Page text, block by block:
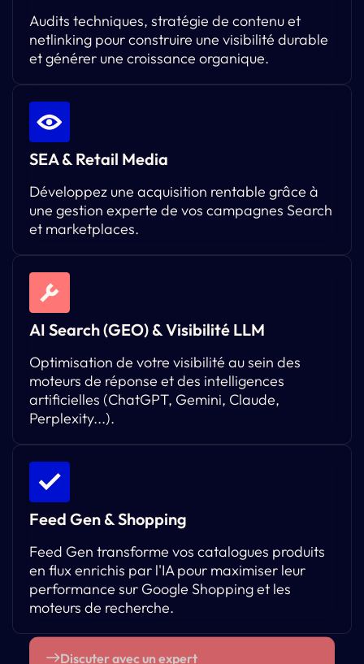
Audits techniques, stratégie de contenu et
netlinking pour construire une visibilité durable
et générer une croissance organique.
SEA & Retail Media
Développez une acquisition rentable grâce à
une gestion experte de vos campagnes Search
et marketplaces.
AI Search (GEO) & Visibilité LLM
Optimisation de votre visibilité au sein des
moteurs de réponse et des intelligences
artificielles (ChatGPT, Gemini, Claude,
Perplexity...).
Feed Gen & Shopping
Feed Gen transforme vos catalogues produits
en flux enrichis par l'IA pour maximiser leur
performance sur Google Shopping et les
moteurs de recherche.
Discuter avec un expert